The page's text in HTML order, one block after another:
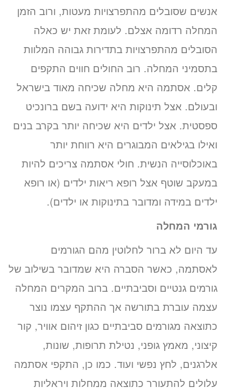
אנשים שסובלים מהתפרצויות מעטות, ורוב הזמן
המחלה רדומה אצלם. לעומת זאת יש כאלה
הסובלים מהתפרצויות בתדירות גבוהה המלוות
בתסמיני המחלה. רוב החולים חווים התקפים
קלים. אסתמה היא מחלה שכיחה מאוד בישראל
ובעולם. אצל תינוקות היא ידועה בשם ברונכיט
ספסטית. אצל ילדים היא שכיחה יותר בקרב בנים
ואילו בגילאים המבוגרים היא רווחת יותר
באוכלוסייה הנשית. חולי אסתמה צריכים להיות
במעקב שוטף אצל רופא ריאות ילדים (או רופא
ילדים במידה ומדובר בתינוקות או ילדים).
גורמי המחלה
עד היום לא ברור לחלוטין מהם הגורמים
לאסתמה, כאשר הסברה היא שמדובר בשילוב של
גורמים גנטיים וסביבתיים. ברוב המקרים המחלה
עצמה עוברת בתורשה אך ההתקף עצמו נוצר
כתוצאה מגורמים סביבתיים כגון זיהום אוויר, קור
קיצוני, מאמץ גופני, נטילת תרופות, שונות,
אלרגנים, לחץ נפשי ועוד. כמו כן, התקפי אסתמה
עלולים להתעורר כתוצאה ממחלות ויראליות